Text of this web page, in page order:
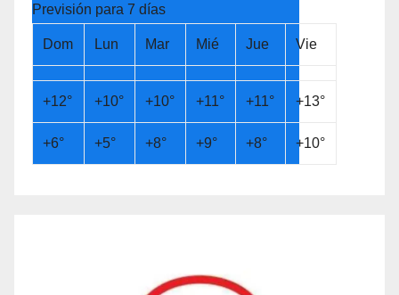
Previsión para 7 días
Dom Lun Mar Mié Jue Vie
+12° +10° +10° +11° +11° +13°
+6° +5° +8° +9° +8° +10°